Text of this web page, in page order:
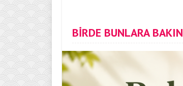
BİRDE BUNLARA BAKIN